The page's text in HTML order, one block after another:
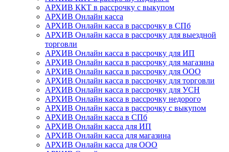
АРХИВ ККТ в рассрочку с выкупом
АРХИВ Онлайн касса
АРХИВ Онлайн касса в рассрочку в СПб
АРХИВ Онлайн касса в рассрочку для выездной
торговли
АРХИВ Онлайн касса в рассрочку для ИП
АРХИВ Онлайн касса в рассрочку для магазина
АРХИВ Онлайн касса в рассрочку для ООО
АРХИВ Онлайн касса в рассрочку для торговли
АРХИВ Онлайн касса в рассрочку для УСН
АРХИВ Онлайн касса в рассрочку недорого
АРХИВ Онлайн касса в рассрочку с выкупом
АРХИВ Онлайн касса в СПб
АРХИВ Онлайн касса для ИП
АРХИВ Онлайн касса для магазина
АРХИВ Онлайн касса для ООО